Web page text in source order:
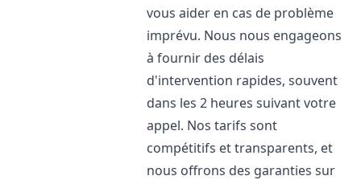
vous aider en cas de problème
imprévu. Nous nous engageons
à fournir des délais
d'intervention rapides, souvent
dans les 2 heures suivant votre
appel. Nos tarifs sont
compétitifs et transparents, et
nous offrons des garanties sur